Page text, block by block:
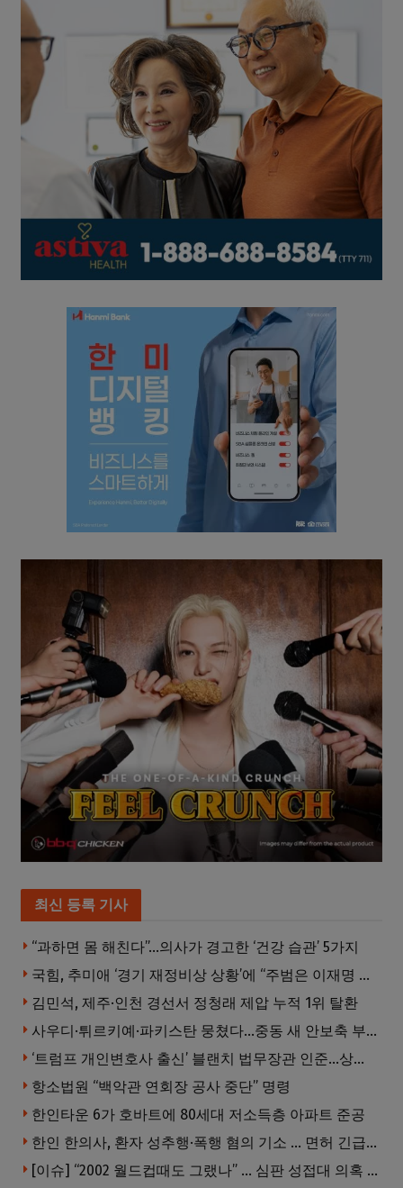
최신 등록 기사
“과하면 몸 해친다”…의사가 경고한 ‘건강 습관’ 5가지
국힘, 추미애 ‘경기 재정비상 상황’에 “주범은 이재명 전 지사”
김민석, 제주·인천 경선서 정청래 제압 누적 1위 탈환
사우디·튀르키예·파키스탄 뭉쳤다…중동 새 안보축 부상하나
‘트럼프 개인변호사 출신’ 블랜치 법무장관 인준…상원 50대49 가결
항소법원 “백악관 연회장 공사 중단” 명령
한인타운 6가 호바트에 80세대 저소득층 아파트 준공
한인 한의사, 환자 성추행·폭행 혐의 기소 … 면허 긴급정지
[이슈] “2002 월드컵때도 그랬나” … 심판 성접대 의혹 해외로 일파만파, 4강 신화까지 불똥